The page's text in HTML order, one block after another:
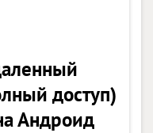
доступ)
Андроид